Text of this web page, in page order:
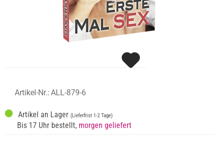
Artikel-Nr.: ALL-879-6
Artikel an Lager (Lieferfrist 1-2 Tage)
Bis 17 Uhr bestellt, morgen geliefert